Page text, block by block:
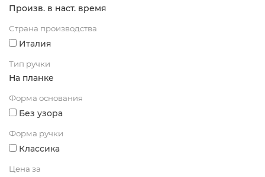
Произв. в наст. время
Страна производства
Италия
Тип ручки
На планке
Форма основания
Без узора
Форма ручки
Классика
Цена за